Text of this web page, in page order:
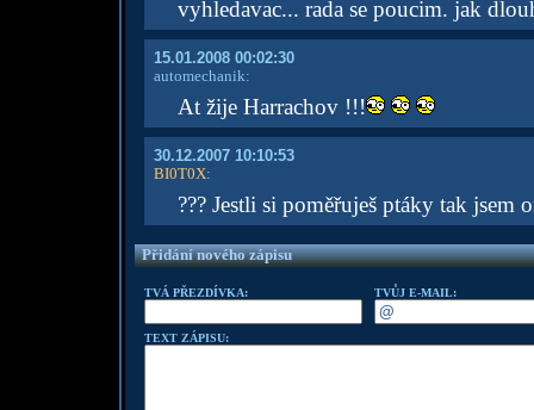
vyhledavac... rada se poucim. jak
15.01.2008 00:02:30
automechanik:
At žije Harrachov !!!
30.12.2007 10:10:53
BI0T0X:
??? Jestli si poměřuješ ptáky tak jsem
Přidání nového zápisu
TVÁ PŘEZDÍVKA: TVŮJ E-MAIL:
TEXT ZÁPISU: